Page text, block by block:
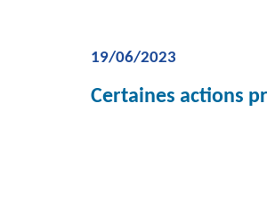
19/06/2023
Certaines actions